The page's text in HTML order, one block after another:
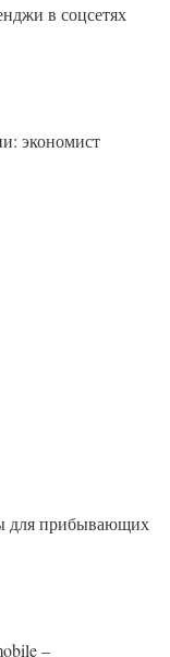
в соцсетях
экономист
для прибывающих
–